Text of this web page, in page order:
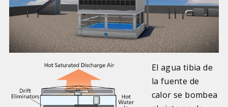
El agua tibia de
la fuente de
calor se bombea